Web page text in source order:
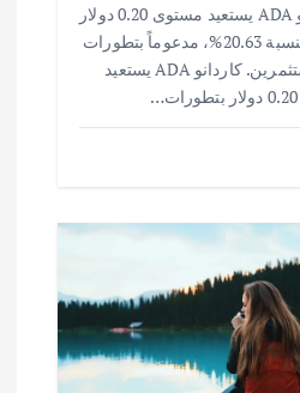
بعد غياب طويل، كاردانو ADA يستعيد مستوى 0.20 دولار
محققاً ارتفاعاً أسبوعياً بنسبة 20.63%، مدعوماً بتطورات
النظام البيئي وثقة المستثمرين. كاردانو ADA يستعيد